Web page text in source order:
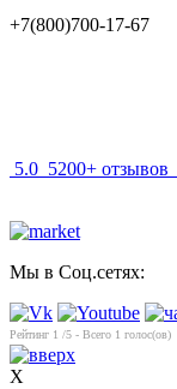
+7(800)700-17-67
5.0 5200+ отзывов
Мы в Соц.сетях:
Рейтинг 1 /5 - Всего 1 голос(ов)
X